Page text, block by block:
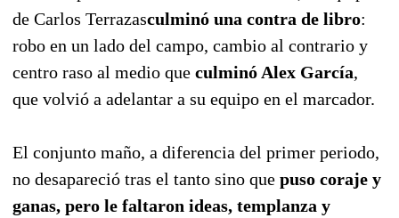
de Carlos Terrazasculminó una contra de libro:
robo en un lado del campo, cambio al contrario y
centro raso al medio que culminó Alex García,
que volvió a adelantar a su equipo en el marcador.
El conjunto maño, a diferencia del primer periodo,
no desapareció tras el tanto sino que puso coraje y
ganas, pero le faltaron ideas, templanza y